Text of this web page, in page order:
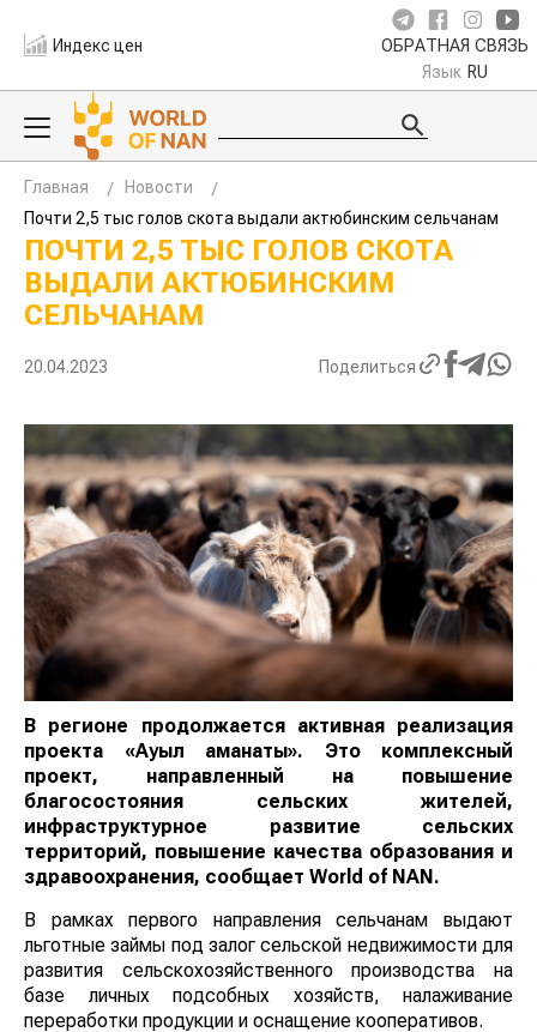
Индекс цен ОБРАТНАЯ СВЯЗЬ
Язык RU
Главная
Новости
Почти 2,5 тыс голов скота выдали актюбинским сельчанам
ПОЧТИ 2,5 ТЫС ГОЛОВ СКОТА
ВЫДАЛИ АКТЮБИНСКИМ
СЕЛЬЧАНАМ
20.04.2023 Поделиться
В регионе продолжается активная реализация
проекта «Ауыл аманаты». Это комплексный
проект, направленный на повышение
благосостояния сельских жителей,
инфраструктурное развитие сельских
территорий, повышение качества образования и
здравоохранения, сообщает World of NAN .
В рамках первого направления сельчанам выдают
льготные займы под залог сельской недвижимости для
развития сельскохозяйственного производства на
базе личных подсобных хозяйств, налаживание
переработки продукции и оснащение кооперативов.